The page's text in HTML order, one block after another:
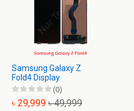
Samsung Galaxy Z
Fold4 Display
(0)
৳ 29,999 ৳ 49,999